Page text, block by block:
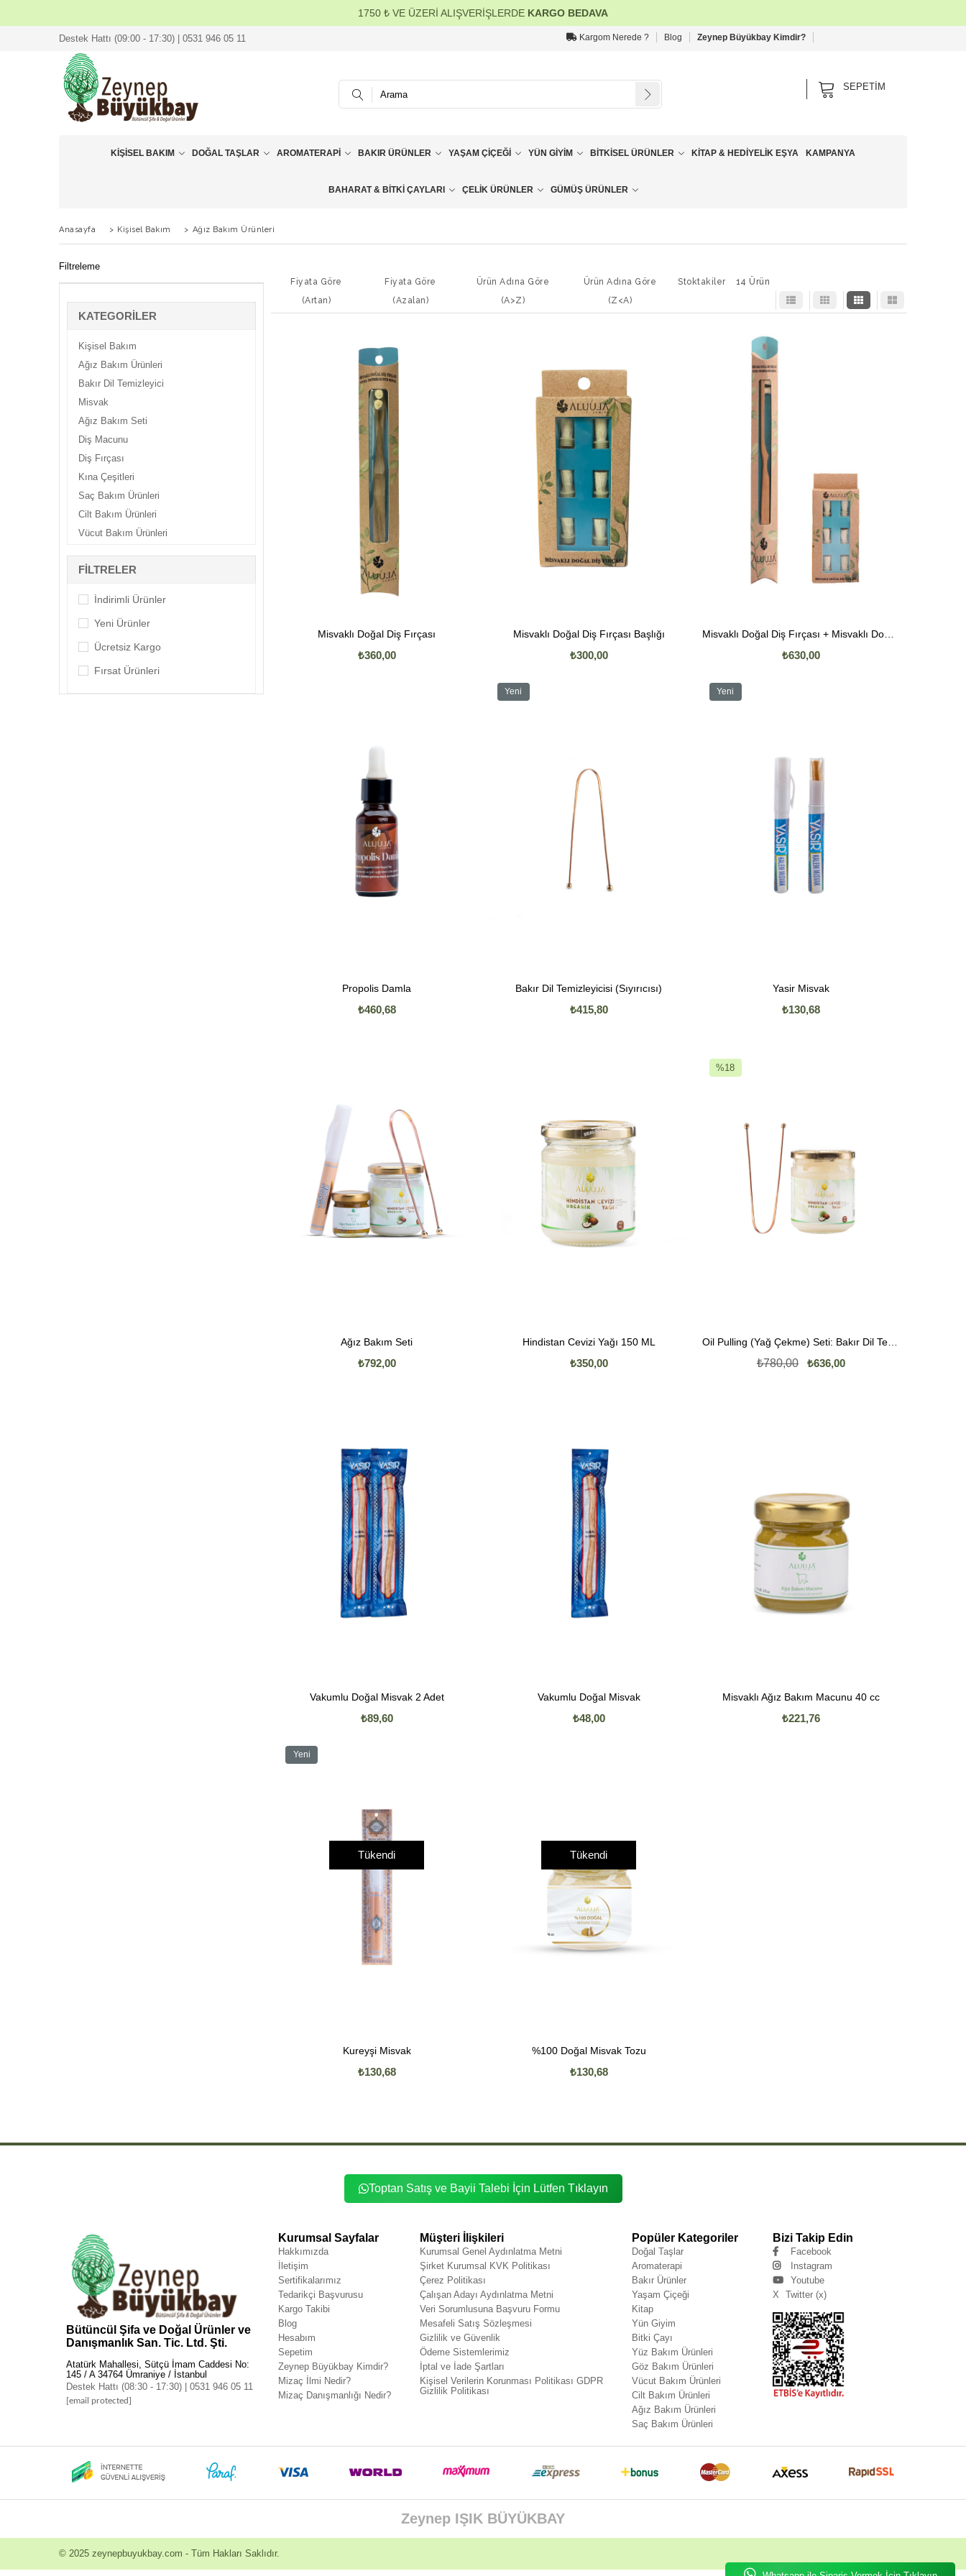
1750 ₺ VE ÜZERİ ALIŞVERİŞLERDE KARGO BEDAVA
Destek Hattı (09:00 - 17:30) | 0531 946 05 11 Kargom Nerede ? Blog Zeynep Büyükbay Kimdir?
SEPETIM
KIŞISEL BAKIM DOĞAL TAŞLAR AROMATERAPI BAKIR ÜRÜNLER YAŞAM ÇIÇEĞI YÜN GIYIM BITKISEL ÜRÜNLER KITAP & HEDIYELIK EŞYA KAMPANYA
BAHARAT & BITKI ÇAYLARI ÇELIK ÜRÜNLER GÜMÜŞ ÜRÜNLER
Anasayfa > Kişisel Bakım > Ağız Bakım Ürünleri
Filtreleme
KATEGORILER
Kişisel Bakım
Ağız Bakım Ürünleri
Bakır Dil Temizleyici
Misvak
Ağız Bakım Seti
Diş Macunu
Diş Fırçası
Kına Çeşitleri
Saç Bakım Ürünleri
Cilt Bakım Ürünleri
Vücut Bakım Ürünleri
Göz Bakım Ürünleri
FILTRELER
İndirimli Ürünler
Yeni Ürünler
Ücretsiz Kargo
Fırsat Ürünleri
Fiyata Göre
(Artan)
Fiyata Göre
(Azalan)
Ürün Adına Göre
(A>Z)
Ürün Adına Göre
(Z<A)
Stoktakiler 14 Ürün
Misvaklı Doğal Diş Fırçası
₺360,00
Misvaklı Doğal Diş Fırçası Başlığı
₺300,00
Misvaklı Doğal Diş Fırçası + Misvaklı Doğal Diş Fırçası Başlığı
₺630,00
Propolis Damla
₺460,68
Bakır Dil Temizleyicisi (Sıyırıcısı)
₺415,80
Yeni
Yasir Misvak
₺130,68
Yeni
Ağız Bakım Seti
₺792,00
Hindistan Cevizi Yağı 150 ML
₺350,00
Oil Pulling (Yağ Çekme) Seti: Bakır Dil Temizleyici & Hindistan Cevizi Yağı
₺636,00
₺780,00
%18
Vakumlu Doğal Misvak 2 Adet
₺89,60
Vakumlu Doğal Misvak
₺48,00
Misvaklı Ağız Bakım Macunu 40 cc
₺221,76
Tükendi
Kureyşi Misvak
₺130,68
Yeni
Tükendi
%100 Doğal Misvak Tozu
₺130,68
Toptan Satış ve Bayii Talebi İçin Lütfen Tıklayın
Bütüncül Şifa ve Doğal Ürünler ve
Danışmanlık San. Tic. Ltd. Şti.
Atatürk Mahallesi, Sütçü İmam Caddesi No:
145 / A 34764 Ümraniye / İstanbul
Destek Hattı (08:30 - 17:30) | 0531 946 05 11
[email protected]
Kurumsal Sayfalar
Hakkımızda
İletişim
Sertifikalarımız
Tedarikçi Başvurusu
Kargo Takibi
Blog
Hesabım
Sepetim
Zeynep Büyükbay Kimdir?
Mizaç İlmi Nedir?
Mizaç Danışmanlığı Nedir?
Müşteri İlişkileri
Kurumsal Genel Aydınlatma Metni
Şirket Kurumsal KVK Politikası
Çerez Politikası
Çalışan Adayı Aydınlatma Metni
Veri Sorumlusuna Başvuru Formu
Mesafeli Satış Sözleşmesi
Gizlilik ve Güvenlik
Ödeme Sistemlerimiz
İptal ve İade Şartları
Kişisel Verilerin Korunması Politikası GDPR
Gizlilik Politikası
Popüler Kategoriler
Doğal Taşlar
Aromaterapi
Bakır Ürünler
Yaşam Çiçeği
Kitap
Yün Giyim
Bitki Çayı
Yüz Bakım Ürünleri
Göz Bakım Ürünleri
Vücut Bakım Ürünleri
Cilt Bakım Ürünleri
Ağız Bakım Ürünleri
Saç Bakım Ürünleri
Bizi Takip Edin
Facebook
Instagram
Youtube
X
Twitter (x)
Zeynep IŞIK BÜYÜKBAY
© 2025 zeynepbuyukbay.com - Tüm Hakları Saklıdır.